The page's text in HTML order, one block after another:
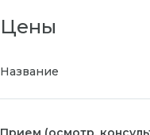
Цены
Название